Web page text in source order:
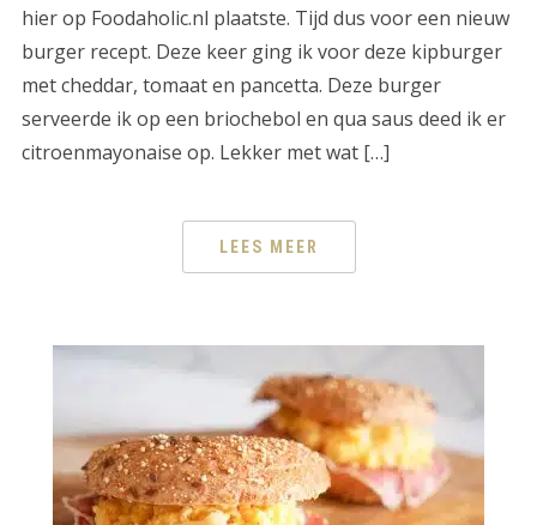
hier op Foodaholic.nl plaatste. Tijd dus voor een nieuw
burger recept. Deze keer ging ik voor deze kipburger
met cheddar, tomaat en pancetta. Deze burger
serveerde ik op een briochebol en qua saus deed ik er
citroenmayonaise op. Lekker met wat […]
LEES MEER